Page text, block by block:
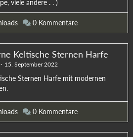
viele andere . . )
0 Kommentare
Keltische Sternen Harfe
15. September 2022
Sternen Harfe mit modernen
0 Kommentare